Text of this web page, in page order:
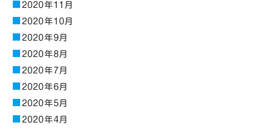
2020年11月
2020年10月
2020年9月
2020年8月
2020年7月
2020年6月
2020年5月
2020年4月